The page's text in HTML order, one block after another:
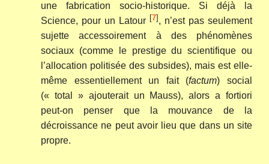
une fabrication socio-historique. Si déjà la
Science, pour un Latour [7], n’est pas seulement
sujette accessoirement à des phénomènes
sociaux (comme le prestige du scientifique ou
l’allocation politisée des subsides), mais est elle-
même essentiellement un fait (factum) social
(« total » ajouterait un Mauss), alors a fortiori
peut-on penser que la mouvance de la
décroissance ne peut avoir lieu que dans un site
propre.